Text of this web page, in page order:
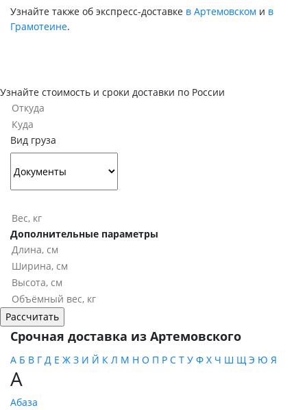
Узнайте также об экспресс-доставке в Артемовском и в
Грамотеине.
Узнайте стоимость и сроки доставки по России
Вид груза
Дополнительные параметры
Срочная доставка из Артемовского
А Б В Г Д Е Ж З И Й К Л М Н О П Р С Т У Ф Х Ч Ш Щ Э Ю Я
А
Абаза